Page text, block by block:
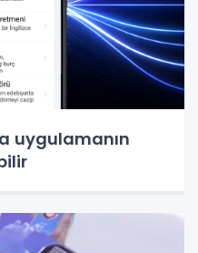
uygulamanın